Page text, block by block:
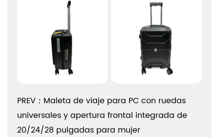
PREV：Maleta de viaje para PC con ruedas
universales y apertura frontal integrada de
20/24/28 pulgadas para mujer